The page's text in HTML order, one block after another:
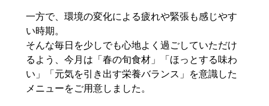
一方で、環境の変化による疲れや緊張も感じやす
い時期。
そんな毎日を少しでも心地よく過ごしていただけ
るよう、今月は「春の旬食材」「ほっとする味わ
い」「元気を引き出す栄養バランス」を意識した
メニューをご用意しました。